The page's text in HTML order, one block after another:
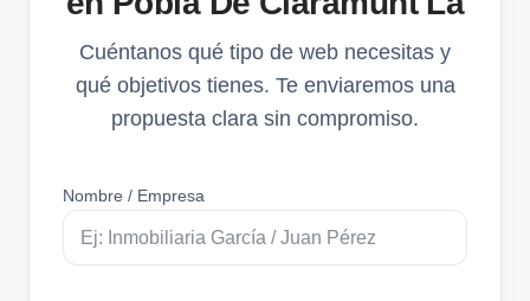
Cuéntanos qué tipo de web necesitas y
qué objetivos tienes. Te enviaremos una
propuesta clara sin compromiso.
Nombre / Empresa